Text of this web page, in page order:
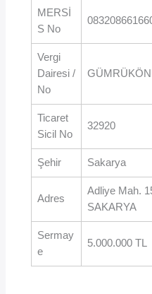
MERSİ
S No
Vergi
Dairesi /
No
Ticaret
Sicil No
32920
Şehir Sakarya
Adres
Adliye Mah.
SAKARYA
Sermay
e
5.000.000 TL